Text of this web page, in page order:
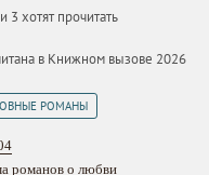
3 хотят прочитать
в Книжном вызове 2026
РОМАНЫ
романов о любви